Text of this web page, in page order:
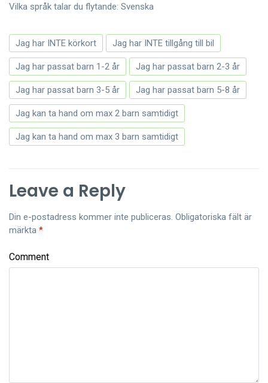
Vilka språk talar du flytande: Svenska
Jag har INTE körkort Jag har INTE tillgång till bil
Jag har passat barn 1-2 år Jag har passat barn 2-3 år
Jag har passat barn 3-5 år Jag har passat barn 5-8 år
Jag kan ta hand om max 2 barn samtidigt
Jag kan ta hand om max 3 barn samtidigt
Leave a Reply
Din e-postadress kommer inte publiceras. Obligatoriska fält är
märkta *
Comment